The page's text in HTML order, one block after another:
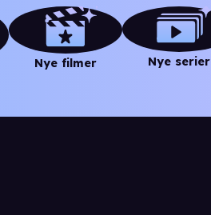
Nye filmer Nye serier